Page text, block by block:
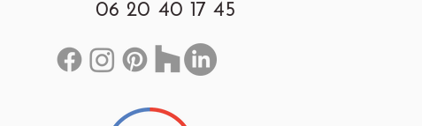
06 20 40 17 45